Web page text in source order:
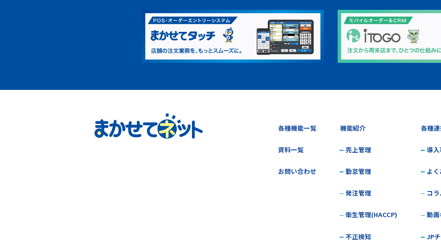
各種機能一覧
資料一覧
お問い合わせ
機能紹介
売上管理
勤怠管理
発注管理
衛生管理(HACCP)
不正検知
各種
導入
よ
コラ
動
JP